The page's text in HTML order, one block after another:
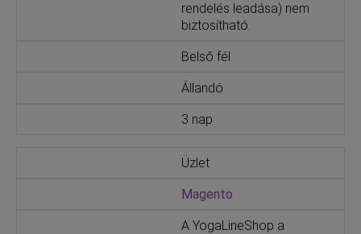
rendelés leadása) nem
biztosítható.
Belső fél
Állandó
3 nap
Üzlet
Magento
A YogaLineShop a